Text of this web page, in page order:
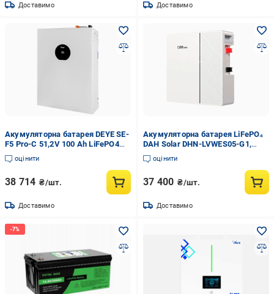
Доставимо Доставимо
Акумуляторна батарея DEYE SE-
F5 Pro-C 51,2V 100 Аh LiFePO4
5,12kWh (287527)
оцінити
38 714 ₴/шт.
Доставимо
Акумуляторна батарея LiFePO₄
DAH Solar DHN-LVWES05-G1,
5.12 кВт*г 51.2В
оцінити
37 400 ₴/шт.
Доставимо